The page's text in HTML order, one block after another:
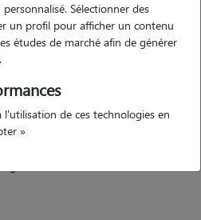
avez des questions. bonne journée
chat,deux lapins,des poules, un coq
Sélectionner des
un profil pour afficher un contenu
études de marché afin de générer
de ces technologies en
»